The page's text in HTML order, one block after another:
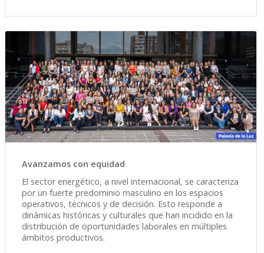
Avanzamos con equidad
El sector energético, a nivel internacional, se caracteriza
por un fuerte predominio masculino en los espacios
operativos, técnicos y de decisión. Esto responde a
dinámicas históricas y culturales que han incidido en la
distribución de oportunidades laborales en múltiples
ámbitos productivos.